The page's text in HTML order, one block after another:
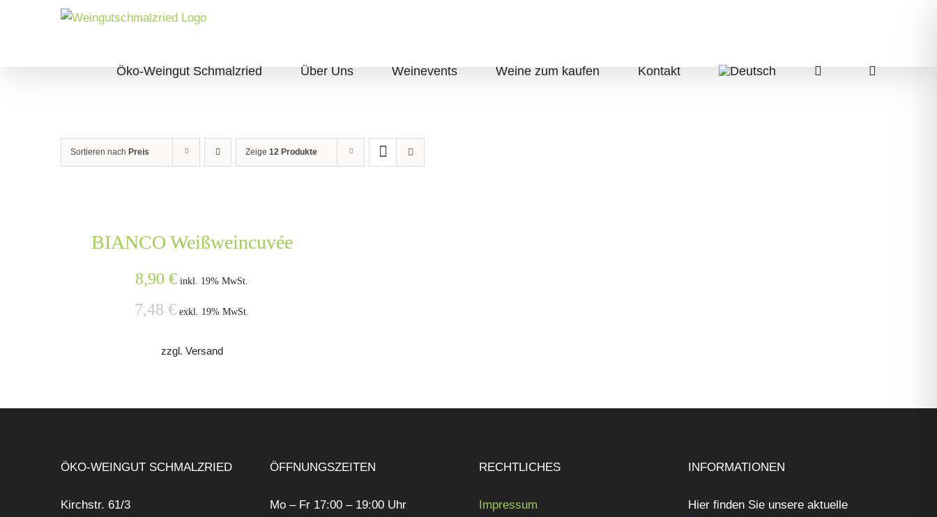
Öko-Weingut Schmalzried Über Uns Weinevents Weine zum kaufen Kontakt
Sortieren nach Preis Zeige 12 Produkte
BIANCO Weißweincuvée
8,90€ inkl. 19% MwSt.
7,48€ exkl. 19% MwSt.
zzgl. Versand
ÖKO-WEINGUT SCHMALZRIED
Kirchstr. 61/3
ÖFFNUNGSZEITEN
Mo – Fr 17:00 – 19:00 Uhr
RECHTLICHES
Impressum
INFORMATIONEN
Hier finden Sie unsere aktuelle